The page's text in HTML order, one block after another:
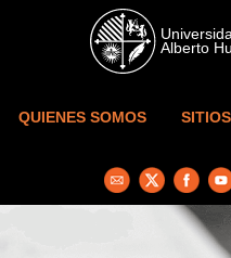
Skip to main content
QUIENES SOMOS